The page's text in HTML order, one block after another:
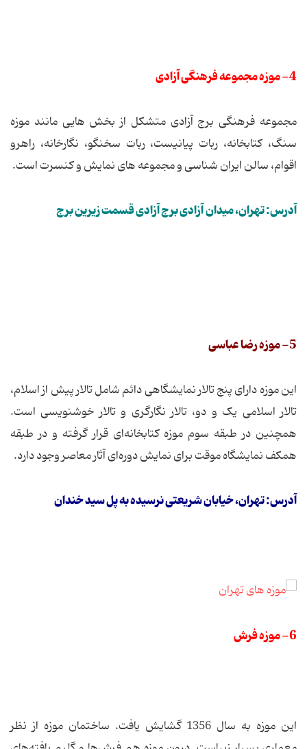
4- موزه مجموعه فرهنگی آزادی
مجموعه فرهنگی برج آزادی متشکل از بخش هایی مانند موزه
سنگ، کتابخانه، ربات پیانیست، ربات سخنگو، نگارخانه، راهرو
اقوام، سالن ایران شناسی و مجموعه‌ های نمایش و کنسرت است.
آدرس: تهران، میدان آزادی برج آزادی قسمت زیرین برج
5- موزه رضا عباسی
این موزه دارای پنج تالار نمایشگاهی دائم شامل تالار پیش از اسلام،
تالار اسلامی ‌یک و دو، تالار نگارگری و تالار خوشنویسی است.
همچنین در طبقه سوم موزه کتابخانه‌ای قرار گرفته و در طبقه
همکف نمایشگاه موقت برای نمایش دوره‌ای آثار معاصر وجود دارد.
آدرس: تهران، خیابان شریعتی نرسیده به پل سید خندان
6- موزه فرش
این موزه به سال 1356 گشایش یافت. ساختمان موزه از نظر